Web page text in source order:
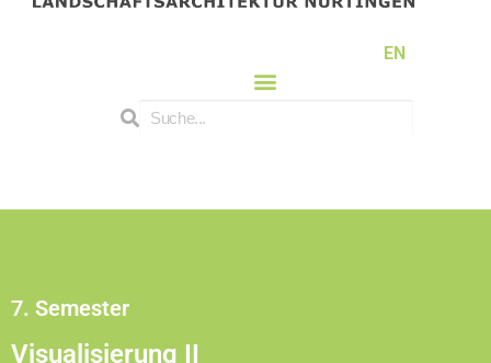
EN
7. Semester
Visualisierung II